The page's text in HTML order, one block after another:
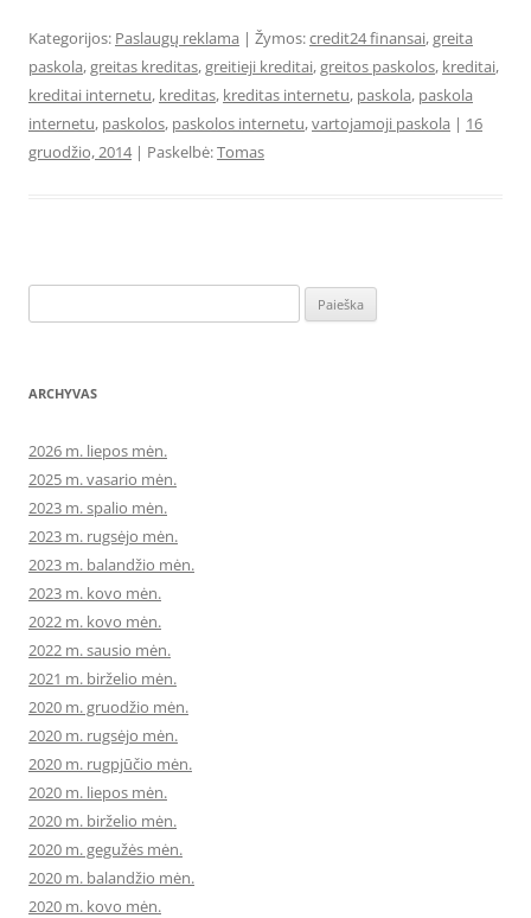
Kategorijos: Paslaugų reklama | Žymos:credit24 finansai,greita
paskola,greitas kreditas,greitieji kreditai,greitos paskolos, kreditai,
kreditai internetu, kreditas, kreditas internetu, paskola, paskola
internetu, paskolos, paskolos internetu,vartojamoji paskola | 16
gruodžio, 2014 | Paskelbė:Tomas
ARCHYVAS
2026 m. liepos mėn.
2025 m. vasario mėn.
2023 m. spalio mėn.
2023 m. rugsėjo mėn.
2023 m. balandžio mėn.
2023 m. kovo mėn.
2022 m. kovo mėn.
2022 m. sausio mėn.
2021 m. birželio mėn.
2020 m. gruodžio mėn.
2020 m. rugsėjo mėn.
2020 m. rugpjūčio mėn.
2020 m. liepos mėn.
2020 m. birželio mėn.
2020 m. gegužės mėn.
2020 m. balandžio mėn.
2020 m. kovo mėn.